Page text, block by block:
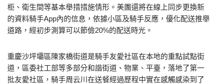
柜、衛生間等基本舉措措施情形。美團還將在線上同步更換新
的資料騎手App內的信息，依據小區及騎手反應，優化配送推舉
道路，經初步測算可以節儉20%的配送時光。
重慶沙坪壩區陳家橋街道是騎手友愛社區在本地的重點試點街
道，區委社工部等多部分和諧街道、物業、平臺，落地了第一
批友愛社區，騎手周云川在送餐經過歷程中實在感觸感染到了